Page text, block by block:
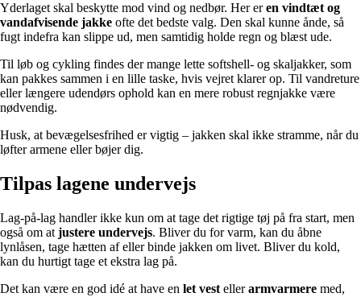
Yderlaget skal beskytte mod vind og nedbør. Her eren vindtæt og
vandafvisende jakke ofte det bedste valg. Den skal kunne ånde, så
fugt indefra kan slippe ud, men samtidig holde regn og blæst ude.
Til løb og cykling findes der mange lette softshell- og skaljakker, som
kan pakkes sammen i en lille taske, hvis vejret klarer op. Til vandreture
eller længere udendørs ophold kan en mere robust regnjakke være
nødvendig.
Husk, at bevægelsesfrihed er vigtig – jakken skal ikke stramme, når du
løfter armene eller bøjer dig.
Tilpas lagene undervejs
Lag-på-lag handler ikke kun om at tage det rigtige tøj på fra start, men
også om at justere undervejs. Bliver du for varm, kan du åbne
lynlåsen, tage hætten af eller binde jakken om livet. Bliver du kold,
kan du hurtigt tage et ekstra lag på.
Det kan være en god idé at have en let vest ellerarmvarmere med,